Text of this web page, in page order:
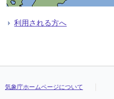
利用される方へ
気象庁ホームページについて